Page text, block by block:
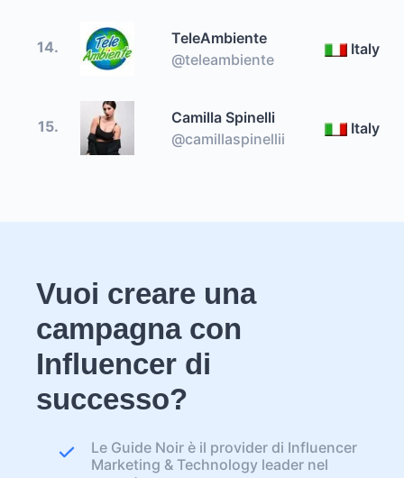
14.
TeleAmbiente
@teleambiente
Italy
15.
Camilla Spinelli
@camillaspinellii
Italy
Vuoi creare una
campagna con
Influencer di
successo?
Le Guide Noir è il provider di Influencer
Marketing & Technology leader nel